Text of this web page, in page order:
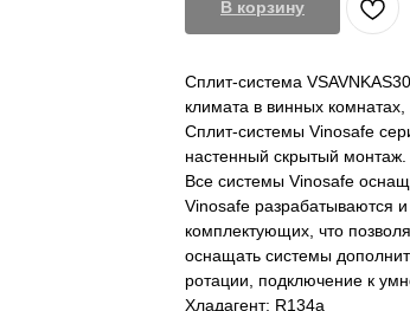
В корзину
Сплит-система
климата в винных
Сплит-системы Vinosafe
настенный скрытый монтаж.
Все системы Vinosafe
Vinosafe разрабатываются
комплектующих, что
оснащать системы
ротации, подключение к
Хладагент: R134a